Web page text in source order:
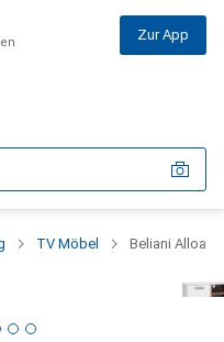
Zur App
TV Möbel Beliani Alloa